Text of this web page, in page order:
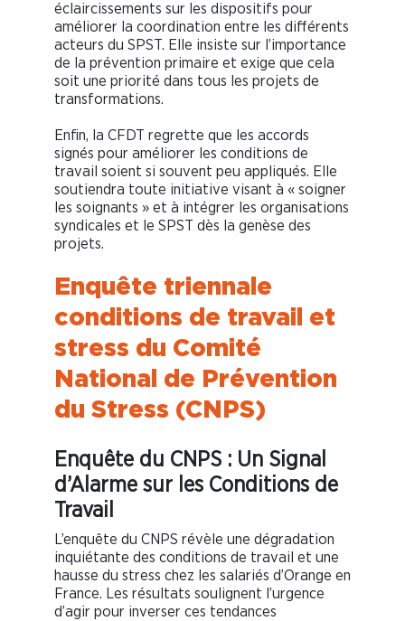
éclaircissements sur les dispositifs pour
améliorer la coordination entre les différents
acteurs du SPST. Elle insiste sur l’importance
de la prévention primaire et exige que cela
soit une priorité dans tous les projets de
transformations.
Enfin, la CFDT regrette que les accords
signés pour améliorer les conditions de
travail soient si souvent peu appliqués. Elle
soutiendra toute initiative visant à « soigner
les soignants » et à intégrer les organisations
syndicales et le SPST dès la genèse des
projets.
Enquête triennale
conditions de travail et
stress du Comité
National de Prévention
du Stress (CNPS)
Enquête du CNPS : Un Signal
d’Alarme sur les Conditions de
Travail
L’enquête du CNPS révèle une dégradation
inquiétante des conditions de travail et une
hausse du stress chez les salariés d’Orange en
France. Les résultats soulignent l’urgence
d’agir pour inverser ces tendances